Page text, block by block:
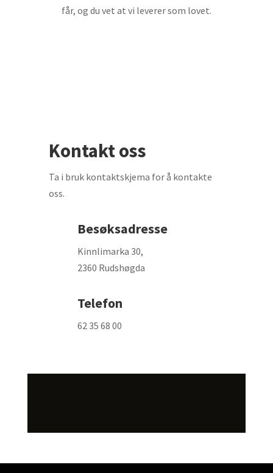
får, og du vet at vi leverer som lovet.
Kontakt oss
Ta i bruk kontaktskjema for å kontakte
oss.
Besøksadresse
Kinnlimarka 30,
2360 Rudshøgda
Telefon
62 35 68 00